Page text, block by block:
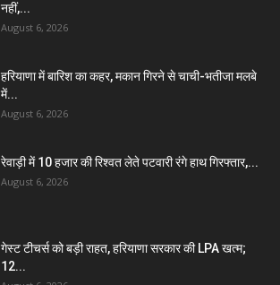
नहीं,...
August 6, 2026
हरियाणा में बारिश का कहर, मकान गिरने से चाची-भतीजा मलबे
में...
August 6, 2026
रेवाड़ी में 10 हजार की रिश्वत लेते पटवारी रंगे हाथ गिरफ्तार,...
August 6, 2026
गेस्ट टीचर्स को बड़ी राहत, हरियाणा सरकार की LPA खत्म;
12...